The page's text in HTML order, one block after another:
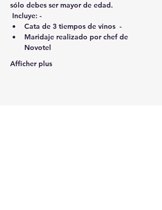
sólo debes ser mayor de edad.
Incluye: -
Cata de 3 tiempos de vinos  -
Maridaje realizado por chef de
Novotel
Afficher plus